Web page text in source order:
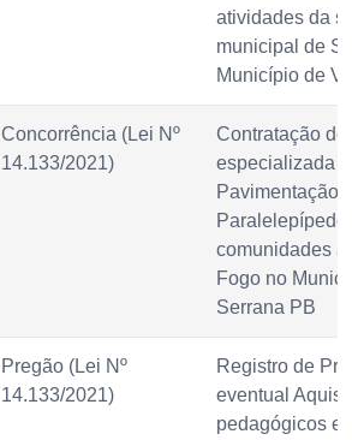
atividades da
municipal de
Município de
Concorrência (Lei Nº
14.133/2021)
Contratação de
especializada
Pavimentação
Paralelepípedo
comunidades
Fogo no
Serrana PB
Pregão (Lei Nº
14.133/2021)
Registro de
eventual
pedagógicos e